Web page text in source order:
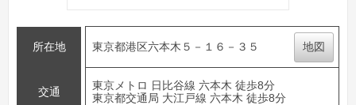
所在地 東京都港区六本木５－１６－３５ 地図
交通
東京メトロ 日比谷線 六本木 徒歩8分
東京都交通局 大江戸線 六本木 徒歩8分